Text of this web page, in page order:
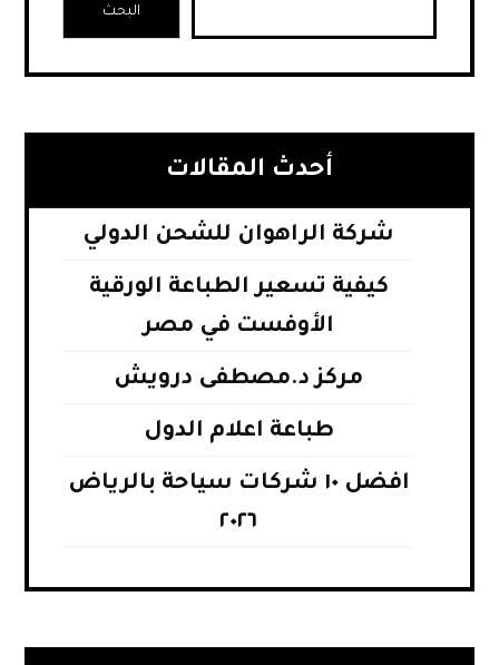
البحث
أحدث المقالات
شركة الراهوان للشحن الدولي
كيفية تسعير الطباعة الورقية
الأوفست في مصر
مركز د.مصطفى درويش
طباعة اعلام الدول
افضل ١٠ شركات سياحة بالرياض
٢٠٢٦